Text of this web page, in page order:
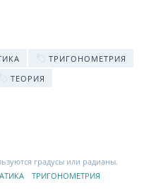
ТРИГОНОМЕТРИЯ
ТЕОРИЯ
градусы или радианы.
ТРИГОНОМЕТРИЯ